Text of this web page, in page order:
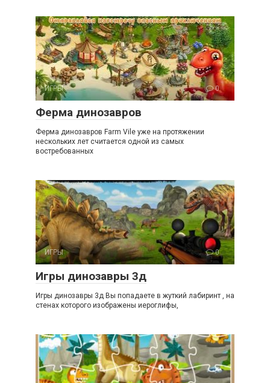
ИГРЫ 0
Ферма динозавров
Ферма динозавров Farm Vile уже на протяжении
нескольких лет считается одной из самых
востребованных
ИГРЫ 0
Игры динозавры 3д
Игры динозавры 3д Вы попадаете в жуткий лабиринт , на
стенах которого изображены иероглифы,